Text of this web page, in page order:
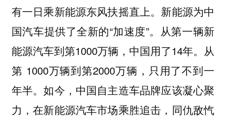
有一日乘新能源东风扶摇直上。新能源为中
国汽车提供了全新的“加速度”。从第一辆新
能源汽车到第1000万辆，中国用了14年。从
第 1000万辆到第2000万辆，只用了不到一
年半。如今，中国自主造车品牌应该凝心聚
力，在新能源汽车市场乘胜追击，同仇敌忾